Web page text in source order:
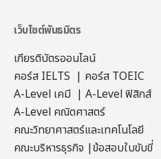
เว็บไซต์พันธมิตร
เกียรติบัตรออนไลน์
คอร์ส IELTS | คอร์ส TOEIC
A-Level เคมี | A-Level ฟิสิกส์
A-Level คณิตศาสตร์
คณะวิทยาศาสตร์และเทคโนโลยี
คณะบริหารธุรกิจ |ข้อสอบใบขับขี่